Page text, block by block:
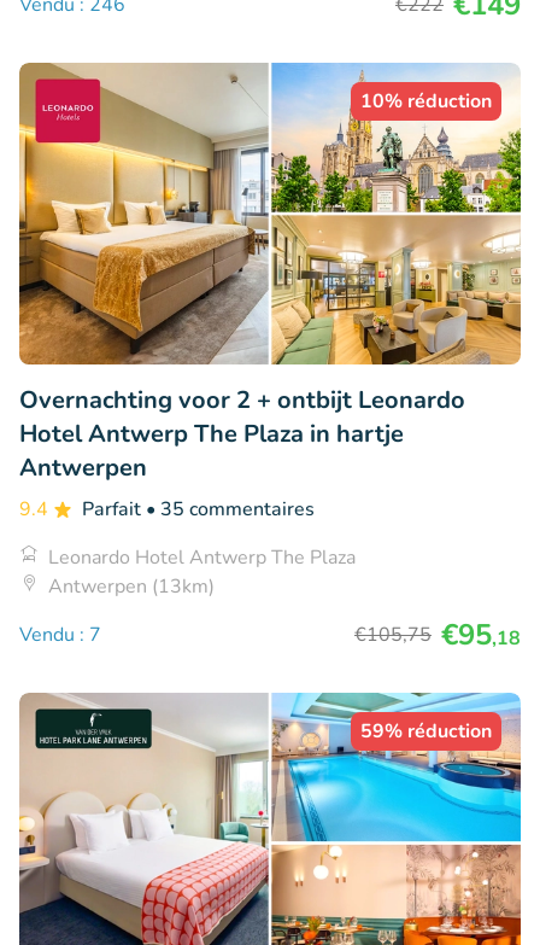
10% réduction
Overnachting voor 2 + ontbijt Leonardo
Hotel Antwerp The Plaza in hartje
Antwerpen
9.4 Parfait • 35 commentaires
Leonardo Hotel Antwerp The Plaza
Antwerpen (13km)
Vendu : 7
€105,75 €95,18
59% réduction